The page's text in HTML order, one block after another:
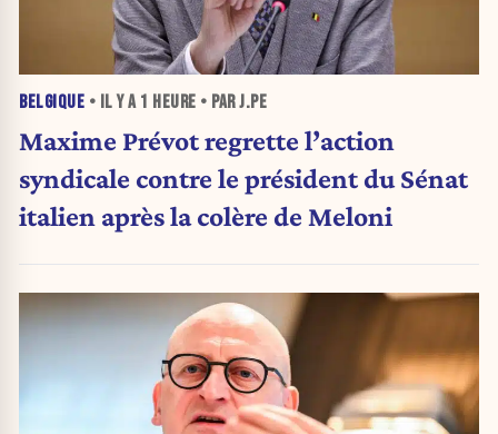
BELGIQUE • IL Y A 1 HEURE • PAR J.PE
Maxime Prévot regrette l’action
syndicale contre le président du Sénat
italien après la colère de Meloni